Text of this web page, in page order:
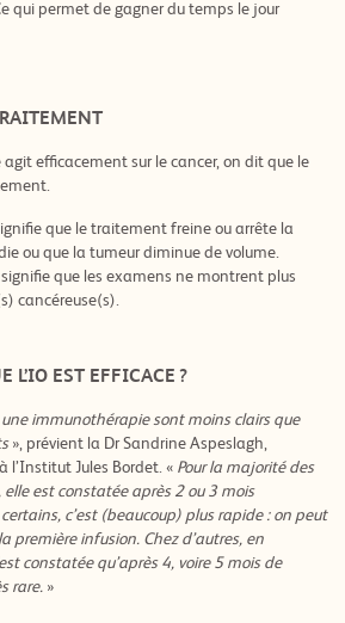
qui permet de gagner du temps le jour
efficacement sur le cancer, on dit que le
que le traitement freine ou arrête la
ou que la tumeur diminue de volume.
que les examens ne montrent plus
cancéreuse(s).
L’IO EST EFFICACE ?
une immunothérapie sont moins clairs que
», prévient la Dr Sandrine Aspeslagh,
l’Institut Jules Bordet. « Pour la majorité des
est constatée après 2 ou 3 mois
c’est (beaucoup) plus rapide : on peut
première infusion. Chez d’autres, en
constatée qu’après 4, voire 5 mois de
rare. »